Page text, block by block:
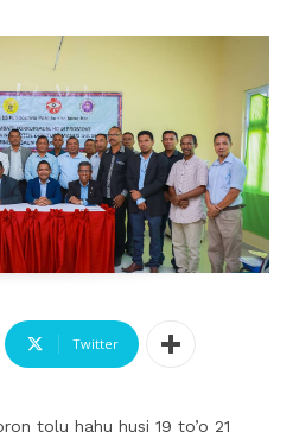
Twitter
tolu hahu husi 19 to’o 21